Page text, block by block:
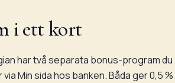
i ett kort
har två separata bonus-program du
Min sida hos banken. Båda ger 0,5